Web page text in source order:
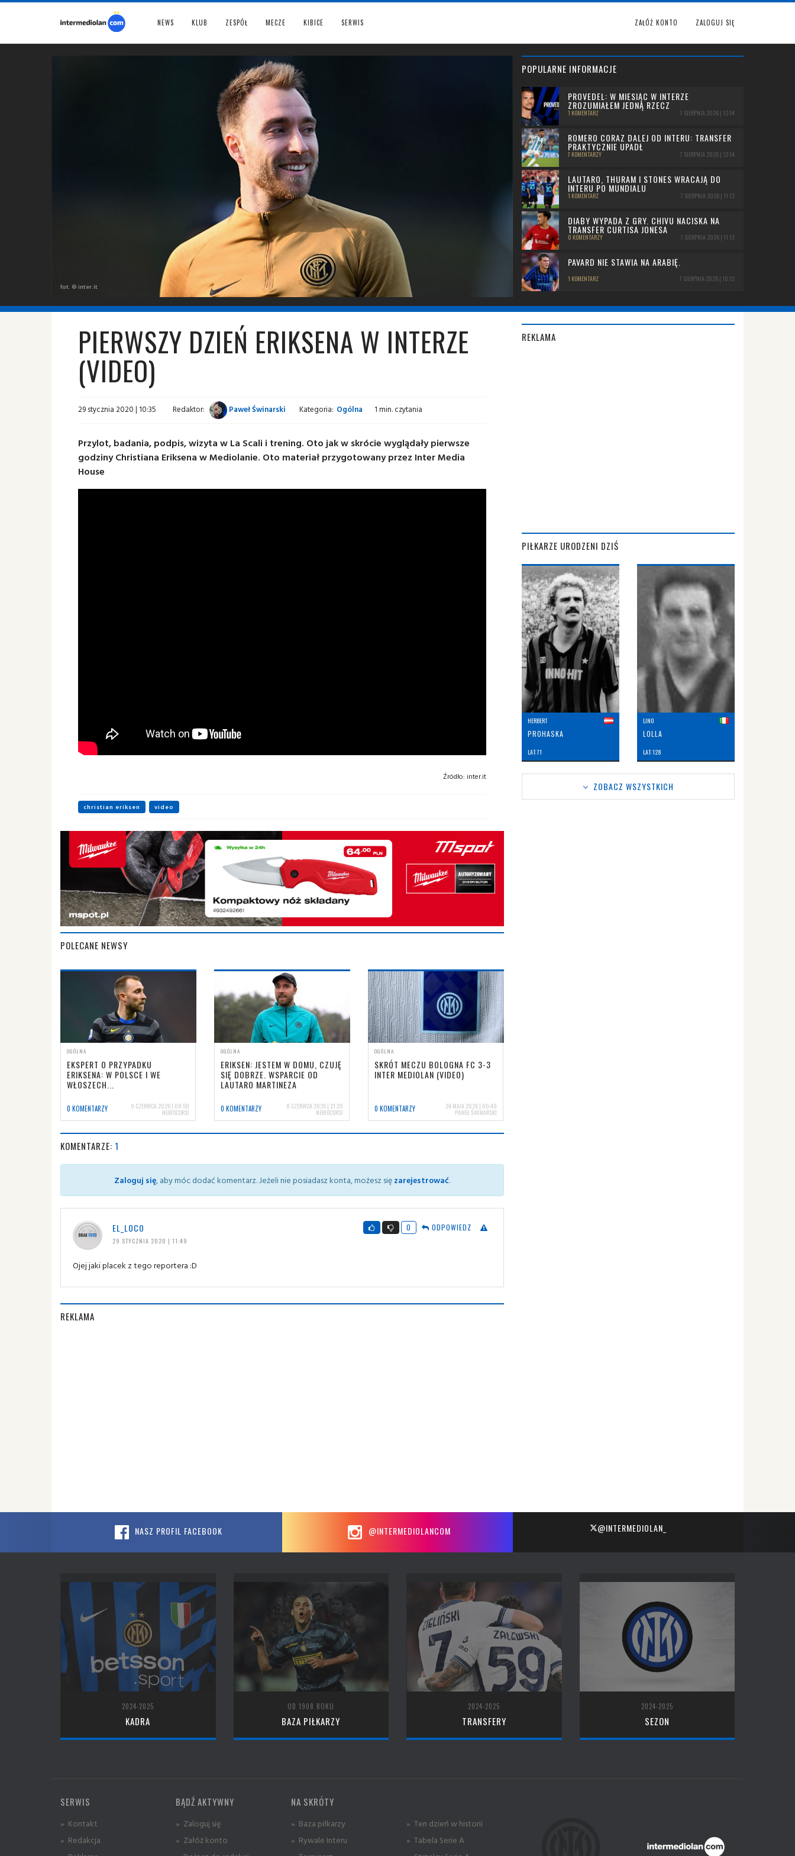
NEWS KLUB ZESPÓŁ MECZE KIBICE SERWIS ZAŁÓŻ KONTO ZALOGUJ SIĘ
fot. © inter.it
POPULARNE INFORMACJE
PROVEDEL: W MIESIĄC W INTERZE
ZROZUMIAŁEM JEDNĄ RZECZ
1 KOMENTARZ 7 SIERPNIA 2026 | 12:14
ROMERO CORAZ DALEJ OD INTERU: TRANSFER
PRAKTYCZNIE UPADŁ
7 KOMENTARZY 7 SIERPNIA 2026 | 12:14
LAUTARO, THURAM I STONES WRACAJĄ DO
INTERU PO MUNDIALU
1 KOMENTARZ 7 SIERPNIA 2026 | 11:12
DIABY WYPADA Z GRY. CHIVU NACISKA NA
TRANSFER CURTISA JONESA
0 KOMENTARZY 7 SIERPNIA 2026 | 11:12
PAVARD NIE STAWIA NA ARABIĘ.
1 KOMENTARZ 7 SIERPNIA 2026 | 10:12
PIERWSZY DZIEŃ ERIKSENA W INTERZE
(VIDEO)
29 stycznia 2020 | 10:35 Redaktor: Paweł Świnarski Kategoria: Ogólna 1 min. czytania
Przylot, badania, podpis, wizyta w La Scali i trening. Oto jak w skrócie wyglądały pierwsze
godziny Christiana Eriksena w Mediolanie. Oto materiał przygotowany przez Inter Media
House
Źródło: inter.it
christian eriksen video
POLECANE NEWSY
OGÓLNA
EKSPERT O PRZYPADKU
ERIKSENA: W POLSCE I WE
WŁOSZECH...
0 KOMENTARZY 9 CZERWCA 2026 | 09:50
NERIOCORSI
OGÓLNA
ERIKSEN: JESTEM W DOMU, CZUJĘ
SIĘ DOBRZE. WSPARCIE OD
LAUTARO MARTINEZA
0 KOMENTARZY 8 CZERWCA 2026 | 21:20
NERIOCORSI
OGÓLNA
SKRÓT MECZU BOLOGNA FC 3-3
INTER MEDIOLAN (VIDEO)
0 KOMENTARZY 24 MAJA 2026 | 00:49
PAWEŁ ŚWINARSKI
KOMENTARZE: 1
Zaloguj się, aby móc dodać komentarz. Jeżeli nie posiadasz konta, możesz sięzarejestrować.
EL_LOCO
29 STYCZNIA 2020 | 11:49
0 ODPOWIEDZ
Ojej jaki placek z tego reportera :D
REKLAMA
REKLAMA
PIŁKARZE URODZENI DZIŚ
HERBERT
PROHASKA
LAT: 71
LINO
LOLLA
LAT: 128
ZOBACZ WSZYSTKICH
NASZ PROFIL FACEBOOK @INTERMEDIOLANCOM @INTERMEDIOLAN_
2024-2025
KADRA
OD 1908 ROKU
BAZA PIŁKARZY
2024-2025
TRANSFERY
2024-2025
SEZON
SERWIS
» Kontakt
» Redakcja
BĄDŹ AKTYWNY
» Zaloguj się
» Załóż konto
NA SKRÓTY
» Baza piłkarzy
» Rywale Interu
» Ten dzień w historii
» Tabela Serie A